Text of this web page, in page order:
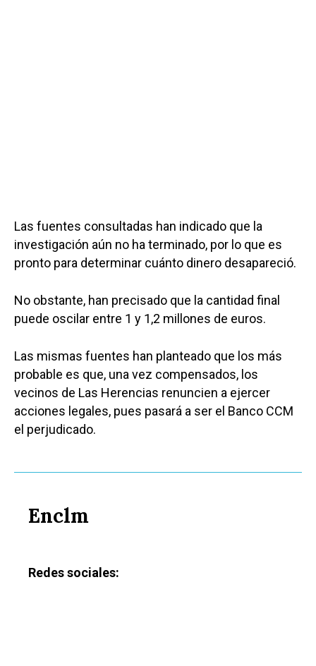
Las fuentes consultadas han indicado que la
investigación aún no ha terminado, por lo que es
pronto para determinar cuánto dinero desapareció.
No obstante, han precisado que la cantidad final
puede oscilar entre 1 y 1,2 millones de euros.
Las mismas fuentes han planteado que los más
probable es que, una vez compensados, los
vecinos de Las Herencias renuncien a ejercer
acciones legales, pues pasará a ser el Banco CCM
el perjudicado.
Enclm
Redes sociales: